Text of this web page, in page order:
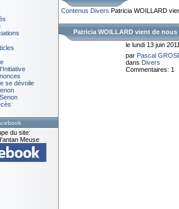
se dévoile
du site:
Meuse
Contenus Divers Patricia WOILLARD
Patricia WOILLARD vient de
le lundi 13 juin 2011
par Pascal
dans Divers
Commentaires: 1